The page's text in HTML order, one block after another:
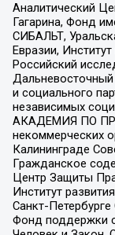
Аналитический
Гагарина, Фонд
СИБАЛЬТ,
Евразии,
Российский
Дальневосточный
и социального
независимых
АКАДЕМИЯ ПО
некоммерческих
Калининграде
Гражданское
Центр Защиты
Институт
Санкт-
Фонд поддержки